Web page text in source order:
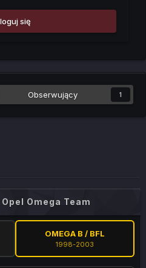
się
Obserwujący 1
Omega Team
OMEGA B / BFL
1998-2003